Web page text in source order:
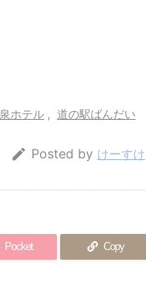
ホテル , 道の駅ばんだい
 Posted by けーすけ
Pocket Copy